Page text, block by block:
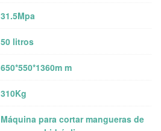
31.5Mpa
50 litros
650*550*1360m m
310Kg
Máquina para cortar mangueras de